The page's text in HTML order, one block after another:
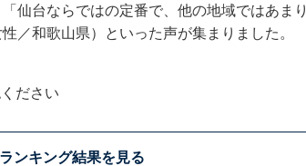
仙台ならではの定番で、他の地域ではあまり
／和歌山県）といった声が集まりました。
ださい
ンキング結果を見る